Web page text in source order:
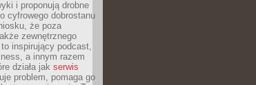
i proponują drobne
cyfrowego dobrostanu
że poza
zewnętrznego
inspirujący podcast,
a innym razem
działa jak serwis
problem, pomaga go